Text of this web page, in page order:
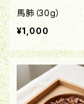
馬肺（30g）
¥1,000